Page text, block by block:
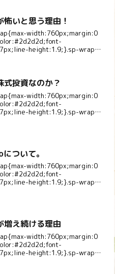
怖いと思う理由！
width:760px;margin:0
height:1.9;}.sp-wrap
式投資なのか？
width:760px;margin:0
height:1.9;}.sp-wrap
ついて。
width:760px;margin:0
height:1.9;}.sp-wrap
増え続ける理由
width:760px;margin:0
height:1.9;}.sp-wrap